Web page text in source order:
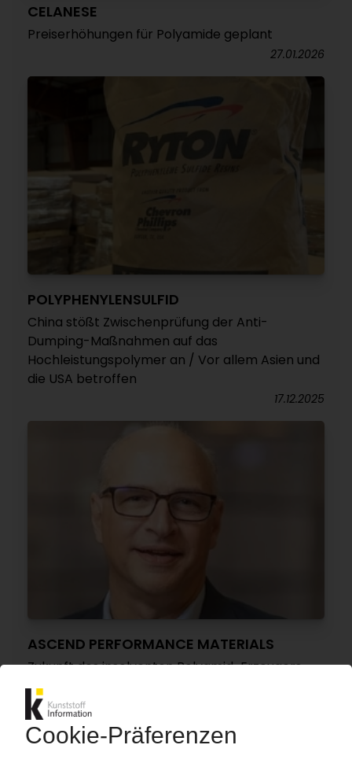
CELANESE
Preiserhöhungen für Polyamide geplant
27.01.2026
POLYPHENYLENSULFID
China stößt Zwischenprüfung der Anti-
Dumping-Maßnahmen auf das
Hochleistungspolymer an / Vor allem Asien und
die USA betroffen
17.12.2025
ASCEND PERFORMANCE MATERIALS
Zukunft des insolventen Polyamid-Erzeugers
ohne CEO McDivitt / Patrick Schumacher als
Nachfolger bestellt